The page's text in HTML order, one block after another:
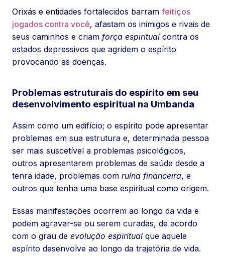
Orixás e entidades fortalecidos barram feitiços
jogados contra você, afastam os inimigos e rivais de
seus caminhos e criam força espiritual contra os
estados depressivos que agridem o espírito
provocando as doenças.
Problemas estruturais do espírito em seu
desenvolvimento espiritual na Umbanda
Assim como um edifício; o espírito pode apresentar
problemas em sua estrutura e, determinada pessoa
ser mais suscetível a problemas psicológicos,
outros apresentarem problemas de saúde desde a
tenra idade, problemas com ruína financeira, e
outros que tenha uma base espiritual como origem.
Essas manifestações ocorrem ao longo da vida e
podem agravar-se ou serem curadas, de acordo
com o grau de evolução espiritual que aquele
espírito desenvolve ao longo da trajetória de vida.